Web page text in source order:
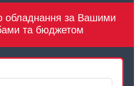
обладнання за Вашими
та бюджетом